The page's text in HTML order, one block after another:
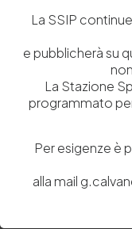
La SSIP
e pubblicherà su
La Stazione
programmato
Per esigenze è
alla mail